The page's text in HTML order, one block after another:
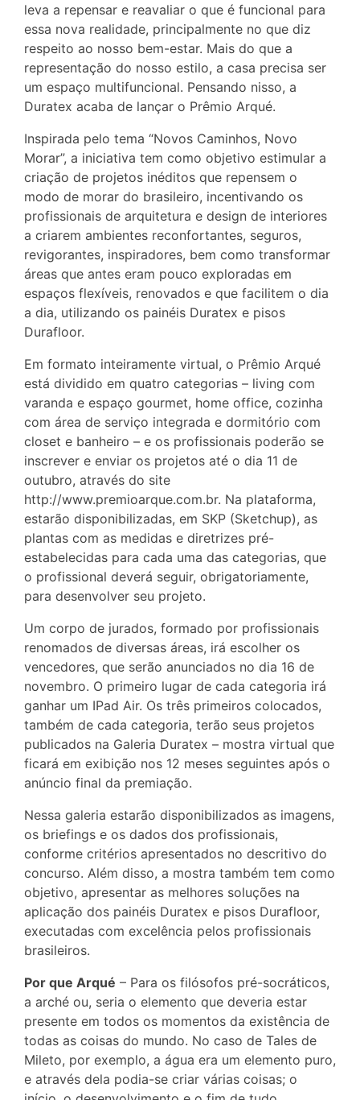
leva a repensar e reavaliar o que é funcional para
essa nova realidade, principalmente no que diz
respeito ao nosso bem-estar. Mais do que a
representação do nosso estilo, a casa precisa ser
um espaço multifuncional. Pensando nisso, a
Duratex acaba de lançar o Prêmio Arqué.
Inspirada pelo tema “Novos Caminhos, Novo
Morar”, a iniciativa tem como objetivo estimular a
criação de projetos inéditos que repensem o
modo de morar do brasileiro, incentivando os
profissionais de arquitetura e design de interiores
a criarem ambientes reconfortantes, seguros,
revigorantes, inspiradores, bem como transformar
áreas que antes eram pouco exploradas em
espaços flexíveis, renovados e que facilitem o dia
a dia, utilizando os painéis Duratex e pisos
Durafloor.
Em formato inteiramente virtual, o Prêmio Arqué
está dividido em quatro categorias – living com
varanda e espaço gourmet, home office, cozinha
com área de serviço integrada e dormitório com
closet e banheiro – e os profissionais poderão se
inscrever e enviar os projetos até o dia 11 de
outubro, através do site
http://www.premioarque.com.br. Na plataforma,
estarão disponibilizadas, em SKP (Sketchup), as
plantas com as medidas e diretrizes pré-
estabelecidas para cada uma das categorias, que
o profissional deverá seguir, obrigatoriamente,
para desenvolver seu projeto.
Um corpo de jurados, formado por profissionais
renomados de diversas áreas, irá escolher os
vencedores, que serão anunciados no dia 16 de
novembro. O primeiro lugar de cada categoria irá
ganhar um IPad Air. Os três primeiros colocados,
também de cada categoria, terão seus projetos
publicados na Galeria Duratex – mostra virtual que
ficará em exibição nos 12 meses seguintes após o
anúncio final da premiação.
Nessa galeria estarão disponibilizados as imagens,
os briefings e os dados dos profissionais,
conforme critérios apresentados no descritivo do
concurso. Além disso, a mostra também tem como
objetivo, apresentar as melhores soluções na
aplicação dos painéis Duratex e pisos Durafloor,
executadas com excelência pelos profissionais
brasileiros.
Por que Arqué – Para os filósofos pré-socráticos,
a arché ou, seria o elemento que deveria estar
presente em todos os momentos da existência de
todas as coisas do mundo. No caso de Tales de
Mileto, por exemplo, a água era um elemento puro,
e através dela podia-se criar várias coisas; o